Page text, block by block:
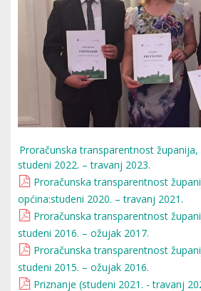
Proračunska transparentnost
studeni 2022. – travanj 2023.
Proračunska transparentnost
općina:studeni 2020. – travanj 2021.
Proračunska transparentnost
studeni 2016. – ožujak 2017.
Proračunska transparentnost
studeni 2015. – ožujak 2016.
Priznanje (studeni 2021. - travanj